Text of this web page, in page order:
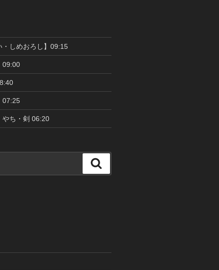
・しめおろし】09:15
09:00
07:25
やち・剣 06:20
索